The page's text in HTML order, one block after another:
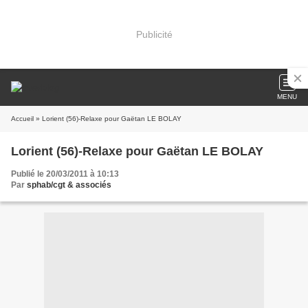
Publicité
MENU
Accueil » Lorient (56)-Relaxe pour Gaëtan LE BOLAY
Lorient (56)-Relaxe pour Gaëtan LE BOLAY
Publié le 20/03/2011 à 10:13
Par sphab/cgt & associés